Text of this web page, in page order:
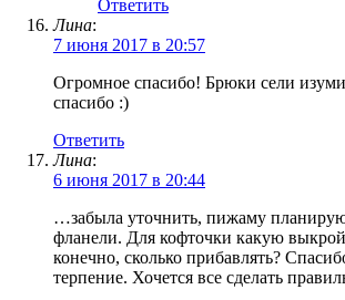
Ответить
Лина:
7 июня 2017 в 20:57
Огромное спасибо! Брюки сели
спасибо :)
Ответить
Лина:
6 июня 2017 в 20:44
…забыла уточнить, пижаму
фланели. Для кофточки какую
конечно, сколько прибавлять?
терпение. Хочется все сделать